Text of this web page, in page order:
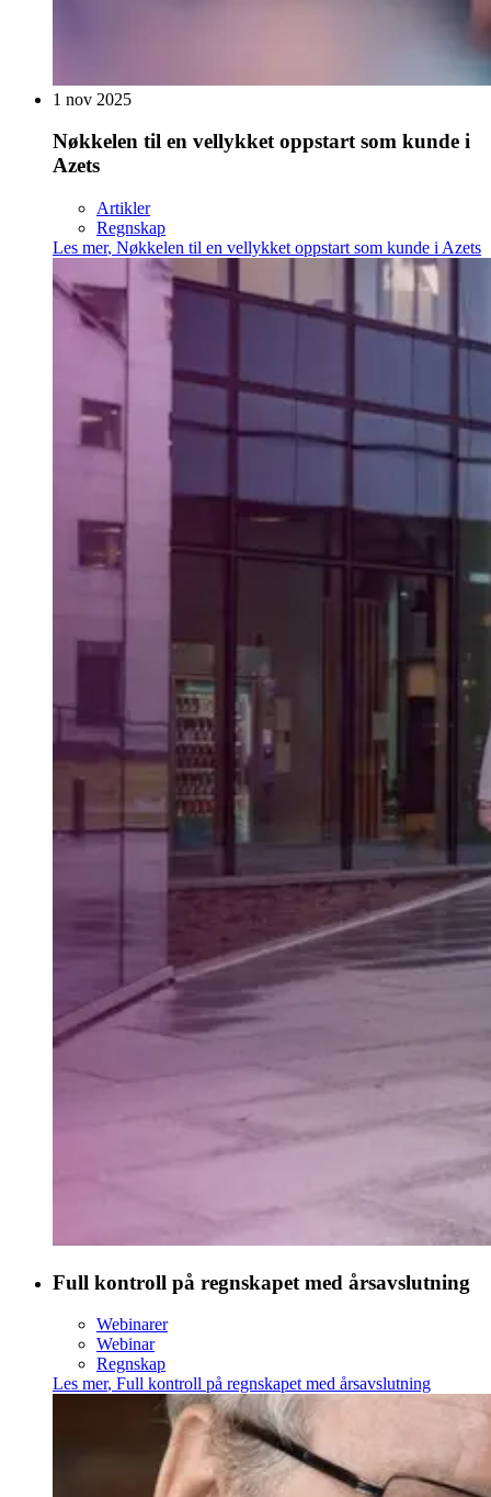
1 nov 2025
Nøkkelen til en vellykket oppstart som kunde i
Azets
Artikler
Regnskap
Les mer, Nøkkelen til en vellykket oppstart som kunde i Azets
Full kontroll på regnskapet med årsavslutning
Webinarer
Webinar
Regnskap
Les mer, Full kontroll på regnskapet med årsavslutning